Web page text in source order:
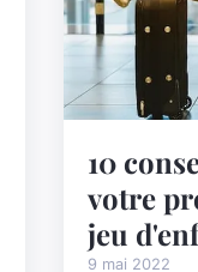
10
votre
jeu
9 mai 2022